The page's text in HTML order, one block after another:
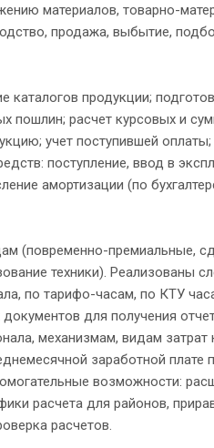
материалов, товарно-
продажа, выбытие,
продукции;
пошлин; расчет курсовых и
учет поступившей
поступление, ввод в
амортизации (по
(повременно-премиальные,
техники). Реализованы
по тарифо-часам, по КТУ
для получения
механизмам, видам затрат
заработной плате
возможности:
расчета для районов,
расчетов.